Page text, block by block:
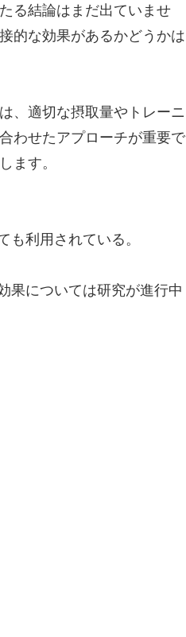
る結論はまだ出ていませ
的な効果があるかどうかは
、適切な摂取量やトレーニ
わせたアプローチが重要で
ます。
利用されている。
果については研究が進行中